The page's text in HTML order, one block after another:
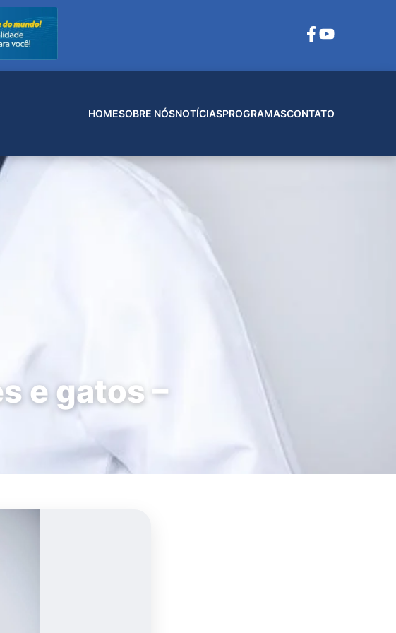
HOMESOBRE NÓSNOTÍCIASPROGRAMASCONTATO
e gatos –